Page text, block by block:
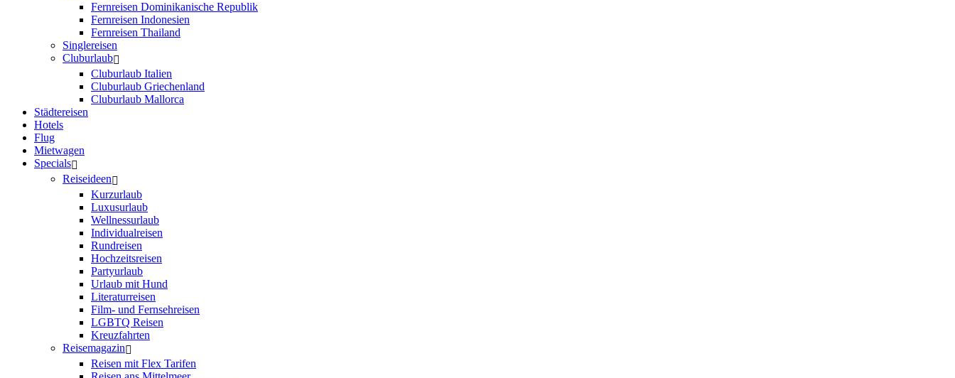
Fernreisen Dominikanische Republik
Fernreisen Indonesien
Fernreisen Thailand
Singlereisen
Cluburlaub
Cluburlaub Italien
Cluburlaub Griechenland
Cluburlaub Mallorca
Städtereisen
Hotels
Flug
Mietwagen
Specials
Reiseideen
Kurzurlaub
Luxusurlaub
Wellnessurlaub
Individualreisen
Rundreisen
Hochzeitsreisen
Partyurlaub
Urlaub mit Hund
Literaturreisen
Film- und Fernsehreisen
LGBTQ Reisen
Kreuzfahrten
Reisemagazin
Reisen mit Flex Tarifen